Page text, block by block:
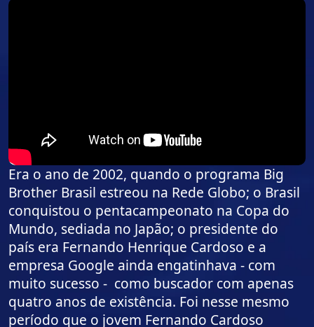
Era o ano de 2002, quando o programa Big
Brother Brasil estreou na Rede Globo; o Brasil
conquistou o pentacampeonato na Copa do
Mundo, sediada no Japão; o presidente do
país era Fernando Henrique Cardoso e a
empresa Google ainda engatinhava - com
muito sucesso - como buscador com apenas
quatro anos de existência. Foi nesse mesmo
período que o jovem Fernando Cardoso